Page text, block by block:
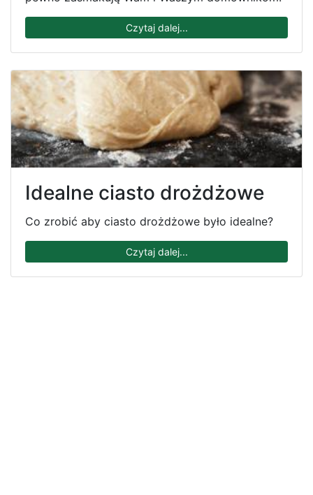
Czytaj dalej...
Idealne ciasto drożdżowe
Co zrobić aby ciasto drożdżowe było idealne?
Czytaj dalej...